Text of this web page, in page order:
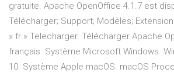
gratuite. Apache OpenOffice 4.1.7 est
Télécharger; Support; Modèles;
» fr » Telecharger. Télécharger Apache
français. Système Microsoft Windows.
10. Système Apple macOS. macOS